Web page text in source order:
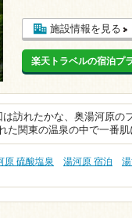
施設情報を見る
楽天トラベルの宿泊プ
訪れたかな、奥湯河原の
た関東の温泉の中で一番
原 硫酸塩泉 湯河原 宿泊